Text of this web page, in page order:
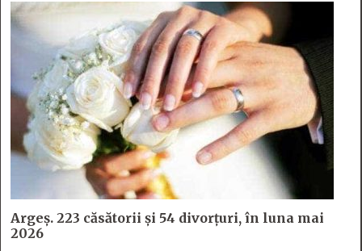
Argeș. 223 căsătorii și 54 divorțuri, în luna mai
2026